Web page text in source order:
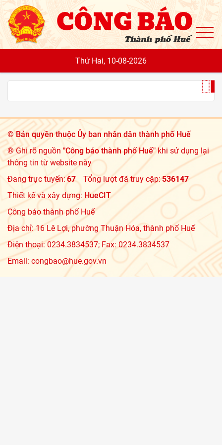
Thứ Hai, 10-08-2026
©Bản quyền thuộc Ủy ban nhân dân thành phố Huế
® Ghi rõ nguồn "Công báo thành phố Huế"khi sử dụng lại
thông tin từ website này
Đang trực tuyến:67 Tổng lượt đã truy cập:536147
Thiết kế và xây dựng: HueCIT
Công báo thành phố Huế
Địa chỉ: 16 Lê Lợi, phường Thuận Hóa, thành phố Huế
Điện thoại: 0234.3834537; Fax: 0234.3834537
Email: congbao@hue.gov.vn